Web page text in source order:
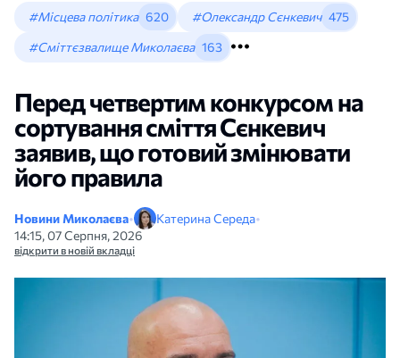
#Місцева політика 620 #Олександр Сєнкевич 475
#Сміттєзвалище Миколаєва 163
Перед четвертим конкурсом на
сортування сміття Сєнкевич
заявив, що готовий змінювати
його правила
Новини Миколаєва• Катерина Середа•
14:15, 07 Серпня, 2026
відкрити в новій вкладці